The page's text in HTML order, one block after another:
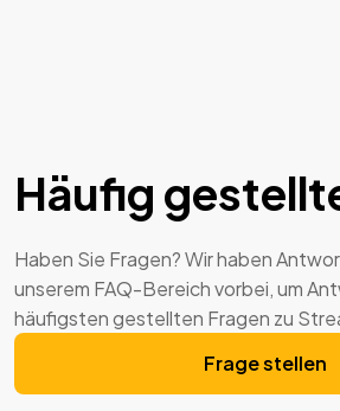
Häufig
Haben Sie Fragen? Wir haben
unserem FAQ-Bereich vorbei, um
häufigsten gestellten Fragen zu
Frage stellen